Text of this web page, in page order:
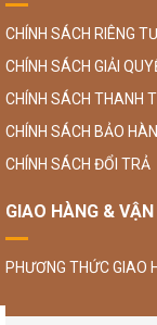
CHÍNH SÁCH RIÊNG
CHÍNH SÁCH GIẢI
CHÍNH SÁCH THANH
CHÍNH SÁCH BẢO
CHÍNH SÁCH ĐỔI TRẢ
GIAO HÀNG &
PHƯƠNG THỨC GIAO